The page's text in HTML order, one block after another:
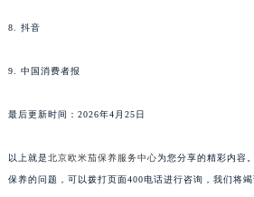
8. 抖音
9. 中国消费者报
最后更新时间：2026年4月25日
以上就是北京欧米茄保养服务中心为您分享的精彩内容
保养的问题，可以拨打页面400电话进行咨询，我们将竭